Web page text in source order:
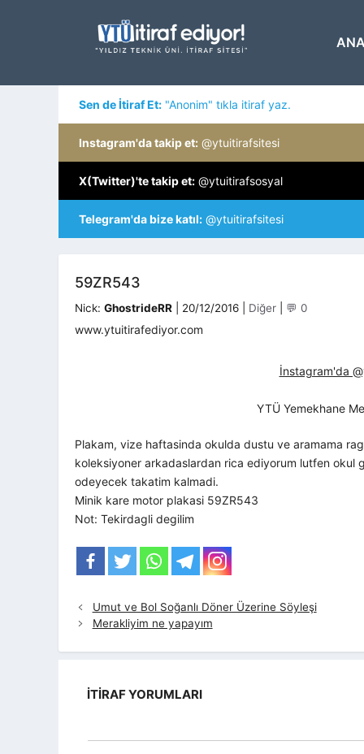
Sen de İtiraf Et: "Anonim" tıkla itiraf yaz.
Instagram'da takip et: @ytuitirafsitesi
X(Twitter)'te takip et: @ytuitirafsosyal
Telegram'da bize katıl: @ytuitirafsitesi
59ZR543
Nick: GhostrideRR 20/12/2016 Kategoriler
Diğer 💬 0
www.ytuitirafediyor.com
İnstagram'da
YTÜ Yemekhane
Plakam, vize haftasinda okulda dustu ve aramama
koleksiyoner arkadaslardan rica ediyorum lutfen
odeyecek takatim kalmadi.
Minik kare motor plakasi 59ZR543
Not: Tekirdagli degilim
Umut ve Bol Soğanlı Döner Üzerine Söyleşi
Merakliyim ne yapayım
İTIRAF YORUMLARI